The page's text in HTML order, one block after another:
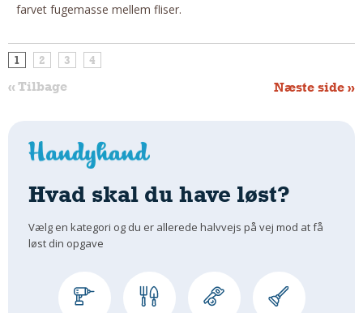
farvet fugemasse mellem fliser.
1 2 3 4
« Tilbage Næste side »
Hvad skal du have løst?
Vælg en kategori og du er allerede halvvejs på vej mod at få
løst din opgave